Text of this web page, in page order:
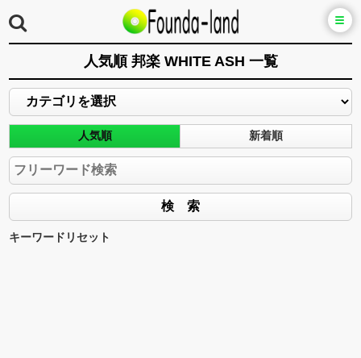
人気順 邦楽 WHITE ASH 一覧
人気順 新着順
キーワードリセット